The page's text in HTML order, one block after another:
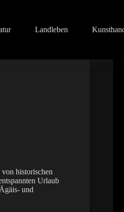
Landleben
historischen
Urlaub
und